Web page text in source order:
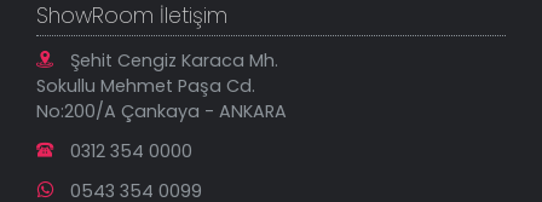
ShowRoom İletişim
Şehit Cengiz Karaca Mh.
Sokullu Mehmet Paşa Cd.
No:200/A Çankaya - ANKARA
0312 354 0000
0543 354 0099